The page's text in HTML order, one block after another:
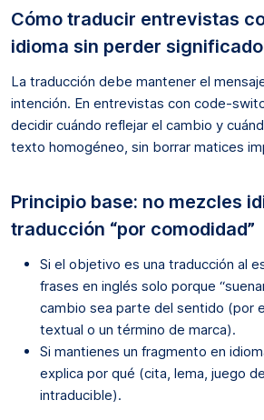
Cómo traducir entrevistas
idioma sin perder significado
La traducción debe mantener el
intención. En entrevistas con code-
decidir cuándo reflejar el cambio y
texto homogéneo, sin borrar matices
Principio base: no mezcles
traducción “por comodidad”
Si el objetivo es una traducción al
frases en inglés solo porque
cambio sea parte del sentido (por
textual o un término de marca).
Si mantienes un fragmento en
explica por qué (cita, lema, juego
intraducible).